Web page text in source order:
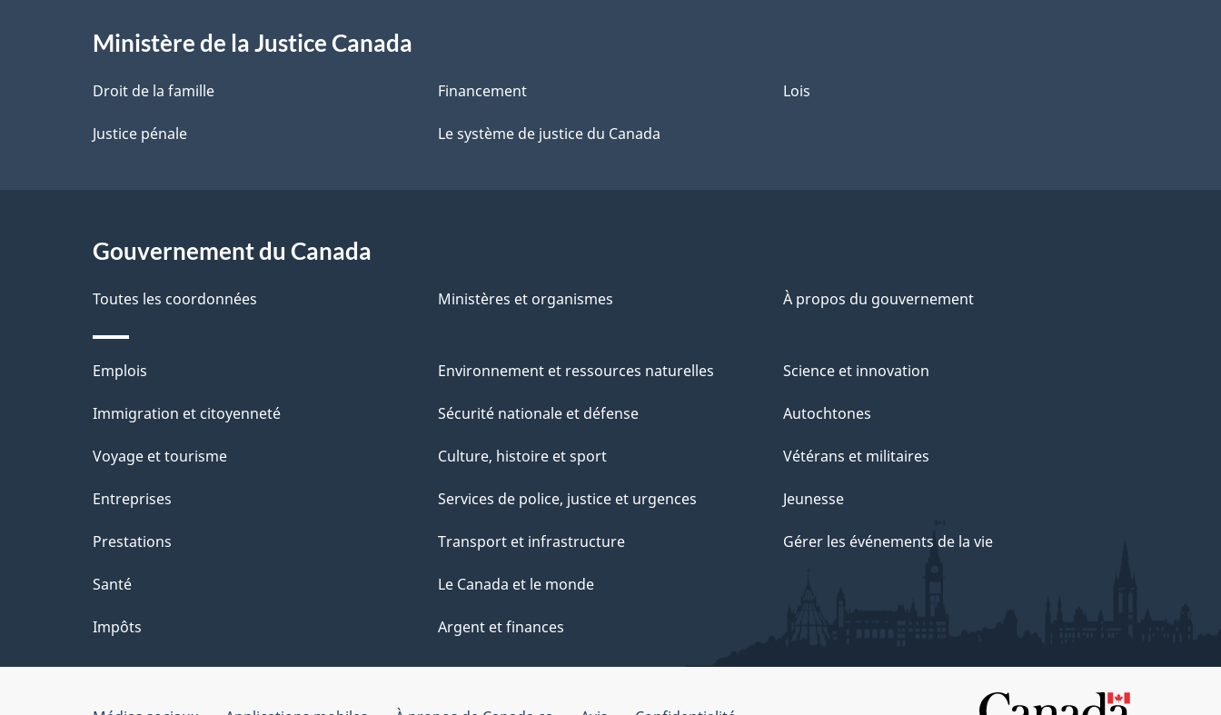
l
a
p
e
Ministère de la Justice Canada
Droit de la famille
Justice pénale
Financement
Le système de justice du Canada
Lois
Gouvernement du Canada
Toutes les coordonnées Ministères et organismes À propos du gouvernement
Thèmes
et
Emplois
Immigration et citoyenneté
Voyage et tourisme
Entreprises
Prestations
Santé
Impôts
Environnement et ressources naturelles
Sécurité nationale et défense
Culture, histoire et sport
Services de police, justice et urgences
Transport et infrastructure
Le Canada et le monde
Argent et finances
Science et innovation
Autochtones
Vétérans et militaires
Jeunesse
Gérer les événements de la vie